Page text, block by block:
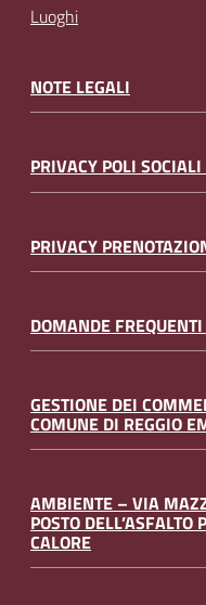
Luoghi
NOTE LEGALI
PRIVACY POLI
PRIVACY
DOMANDE
GESTIONE DEI
COMUNE DI REGGIO
AMBIENTE – VIA
POSTO
CALORE